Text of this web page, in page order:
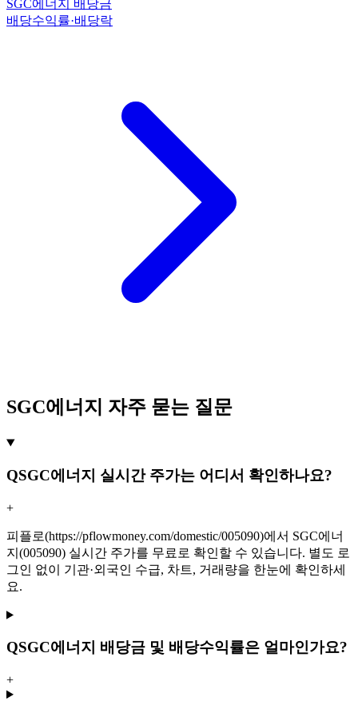
SGC에너지 배당금
배당수익률·배당락
SGC에너지 자주 묻는 질문
QSGC에너지 실시간 주가는 어디서 확인하나요?
+
피플로(https://pflowmoney.com/domestic/005090)에서 SGC에너
지(005090) 실시간 주가를 무료로 확인할 수 있습니다. 별도 로
그인 없이 기관·외국인 수급, 차트, 거래량을 한눈에 확인하세
요.
QSGC에너지 배당금 및 배당수익률은 얼마인가요?
+